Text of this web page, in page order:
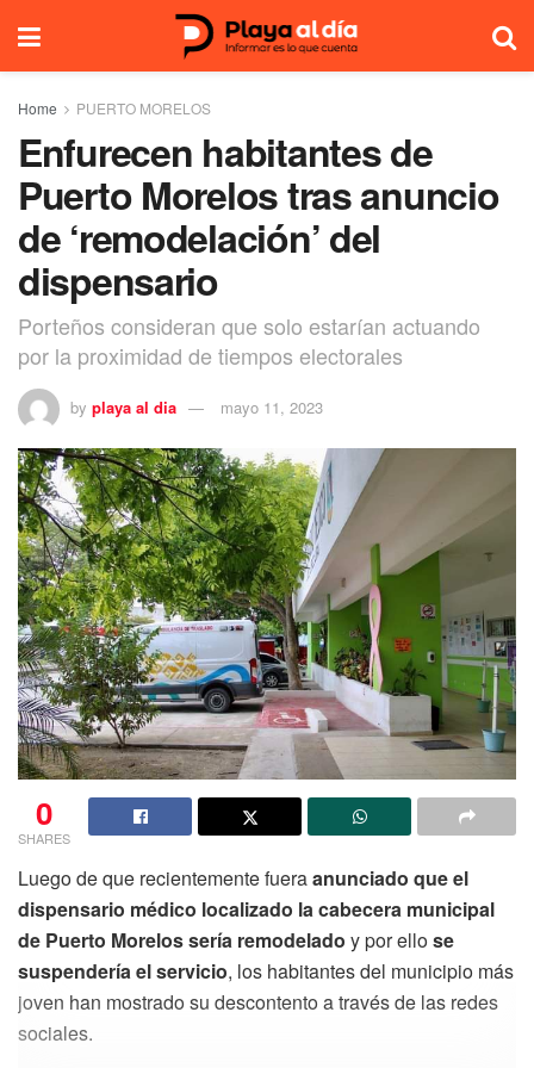
Home PUERTO MORELOS
Enfurecen habitantes de
Puerto Morelos tras anuncio
de ‘remodelación’ del
dispensario
Porteños consideran que solo estarían actuando
por la proximidad de tiempos electorales
by playa al dia mayo 11, 2023
0
SHARES
Luego de que recientemente fueraanunciado que el
dispensario médico localizado la cabecera municipal
de Puerto Morelos sería remodelado y por ellose
suspendería el servicio, los habitantes del municipio más
joven han mostrado su descontento a través de las redes
sociales.